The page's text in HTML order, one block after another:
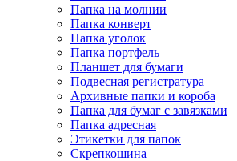
Папка на молнии
Папка конверт
Папка уголок
Папка портфель
Планшет для бумаги
Подвесная регистратура
Архивные папки и короба
Папка для бумаг с завязками
Папка адресная
Этикетки для папок
Скрепкошина